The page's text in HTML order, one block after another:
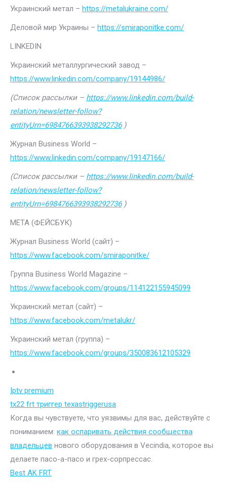
Украинский метал – https://metalukraine.com/
Деловой мир Украины – https://smiraponitke.com/
LINKEDIN
Украинский металлургический завод –
https://www.linkedin.com/company/19144986/
(Список рассылки – https://www.linkedin.com/build-
relation/newsletter-follow?
entityUrn=6984766393938292736)
Журнал Business World –
https://www.linkedin.com/company/19147166/
(Список рассылки – https://www.linkedin.com/build-
relation/newsletter-follow?
entityUrn=6984766393938292736)
МЕТА (ФЕЙСБУК)
Журнал Business World (сайт) –
https://www.facebook.com/smiraponitke/
Группа Business World Magazine –
https://www.facebook.com/groups/114122155945099
Украинский метал (сайт) –
https://www.facebook.com/metalukr/
Украинский метал (группа) –
https://www.facebook.com/groups/350083612105329
Iptv premium
tx22 frt триггер texastriggerusa
Когда вы чувствуете, что уязвимы для вас, действуйте с
пониманием: как оспаривать действия сообщества
владельцев нового оборудования в Vecindia, которое вы
делаете пасо-а-пасо и грех-сорпрессас.
Best AK FRT